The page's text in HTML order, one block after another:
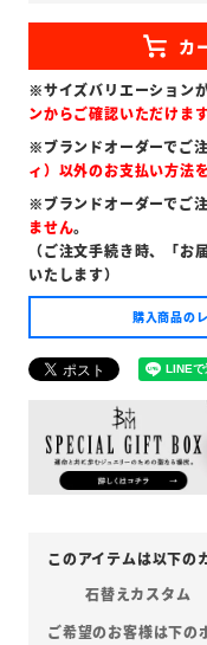
※サイズバリエーションが
ンからご確認いただけま
※ブランドオーダーでご注
ィ）以外のお支払い方法
※ブランドオーダーでご注
ません。
（ご注文手続き時、「お
いたします）
購入商品の
石替えカスタム